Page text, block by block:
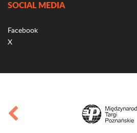
SOCIAL MEDIA
Facebook
X